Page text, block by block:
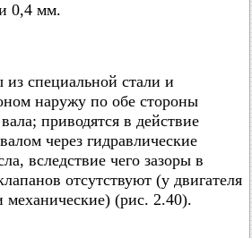
0,4 мм.
специальной стали и
наружу по обе стороны
приводятся в действие
через гидравлические
вследствие чего зазоры в
отсутствуют (у двигателя
механические) (рис. 2.40).